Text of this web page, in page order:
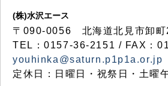
(株)水沢エース
〒090-0056 北海道北見市卸町
TEL：0157-36-2151 / FAX：
youhinka@saturn.p1p1a.or.jp
定休日：日曜日・祝祭日・土曜